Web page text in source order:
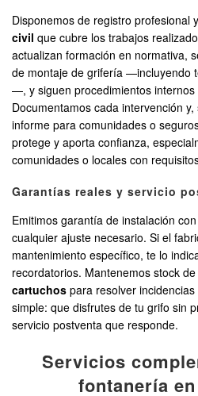
Disponemos de registro profesional y
civil que cubre los trabajos
actualizan formación en normativa,
de montaje de grifería —incluyendo
—, y siguen procedimientos internos
Documentamos cada intervención
informe para comunidades o
protege y aporta confianza,
comunidades o locales con
Garantías reales y servicio
Emitimos garantía de instalación
cualquier ajuste necesario. Si el
mantenimiento específico, te lo
recordatorios. Mantenemos stock
cartuchos para resolver
simple: que disfrutes de tu grifo sin
servicio postventa que responde.
Servicios
fontanería